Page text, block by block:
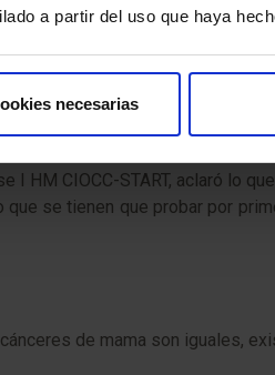
a partir del uso que haya
necesarias
el
I HM CIOCC-START, aclaró
se tienen que probar por
de mama son iguales,